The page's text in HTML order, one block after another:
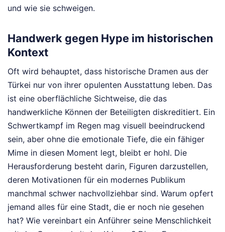
und wie sie schweigen.
Handwerk gegen Hype im historischen
Kontext
Oft wird behauptet, dass historische Dramen aus der
Türkei nur von ihrer opulenten Ausstattung leben. Das
ist eine oberflächliche Sichtweise, die das
handwerkliche Können der Beteiligten diskreditiert. Ein
Schwertkampf im Regen mag visuell beeindruckend
sein, aber ohne die emotionale Tiefe, die ein fähiger
Mime in diesen Moment legt, bleibt er hohl. Die
Herausforderung besteht darin, Figuren darzustellen,
deren Motivationen für ein modernes Publikum
manchmal schwer nachvollziehbar sind. Warum opfert
jemand alles für eine Stadt, die er noch nie gesehen
hat? Wie vereinbart ein Anführer seine Menschlichkeit